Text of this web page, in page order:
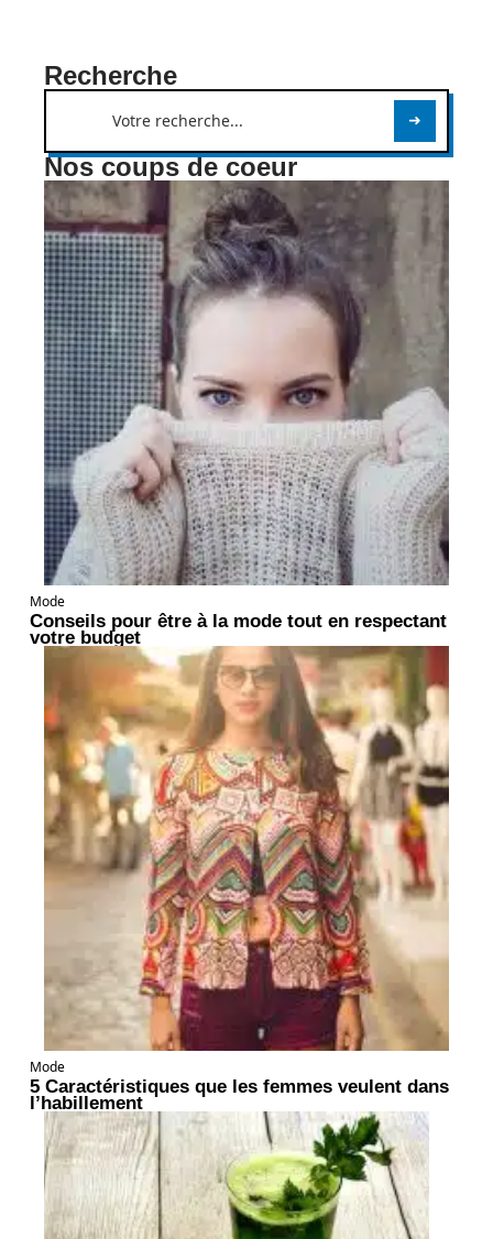
Recherche
Nos coups de coeur
Mode
Conseils pour être à la mode tout en respectant
votre budget
Mode
5 Caractéristiques que les femmes veulent dans
l’habillement